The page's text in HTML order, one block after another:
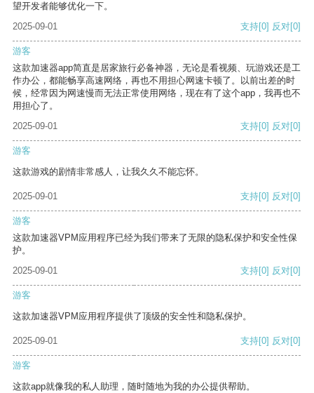
望开发者能够优化一下。
2025-09-01
支持[0] 反对[0]
游客
这款加速器app简直是居家旅行必备神器，无论是看视频、玩游戏还是工
作办公，都能畅享高速网络，再也不用担心网速卡顿了。以前出差的时
候，经常因为网速慢而无法正常使用网络，现在有了这个app，我再也不
用担心了。
2025-09-01
支持[0] 反对[0]
游客
这款游戏的剧情非常感人，让我久久不能忘怀。
2025-09-01 支持[0] 反对[0]
游客
这款加速器VPM应用程序已经为我们带来了无限的隐私保护和安全性保
护。
2025-09-01
支持[0] 反对[0]
游客
这款加速器VPM应用程序提供了顶级的安全性和隐私保护。
2025-09-01 支持[0] 反对[0]
游客
这款app就像我的私人助理，随时随地为我的办公提供帮助。